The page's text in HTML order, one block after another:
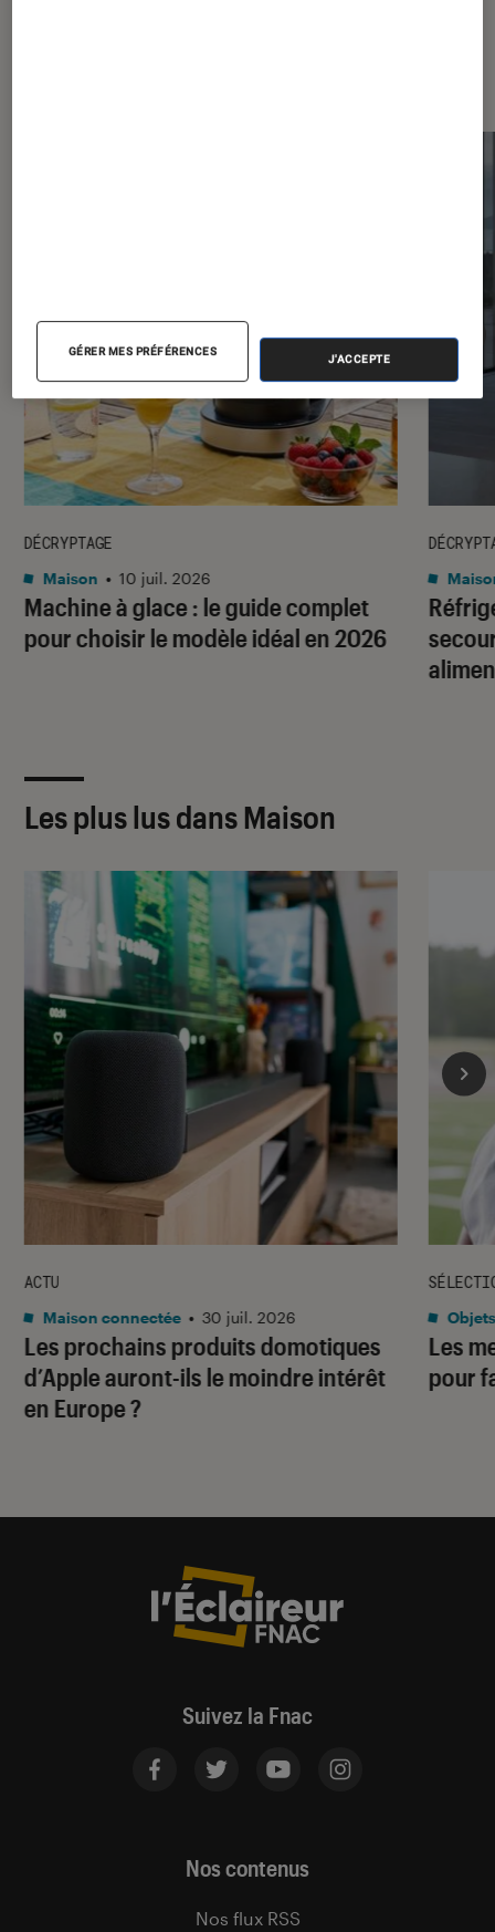
Machine à glace : le guide complet
pour choisir le modèle idéal en 2026
DÉCRYPTAGE
Maison • 10 juil. 2026
Les plus lus dans Maison
Les prochains produits domotiques
d’Apple auront-ils le moindre intérêt
en Europe ?
ACTU
Maison connectée • 30 juil. 2026
Les
pour
Suivez la Fnac
Nos contenus
Nos flux RSS
GÉRER MES PRÉFÉRENCES
J'ACCEPTE